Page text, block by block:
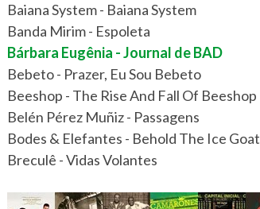
Baiana System - Baiana System
Banda Mirim - Espoleta
Bárbara Eugênia - Journal de BAD
Bebeto - Prazer, Eu Sou Bebeto
Beeshop - The Rise And Fall Of Beeshop
Belén Pérez Muñiz - Passagens
Bodes & Elefantes - Behold The Ice Goat
Breculê - Vidas Volantes